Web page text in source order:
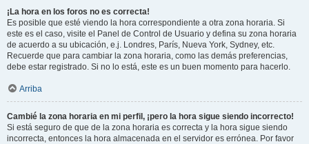
¡La hora en los foros no es correcta!
Es posible que esté viendo la hora correspondiente a otra zona horaria. Si
este es el caso, visite el Panel de Control de Usuario y defina su zona horaria
de acuerdo a su ubicación, e.j. Londres, París, Nueva York, Sydney, etc.
Recuerde que para cambiar la zona horaria, como las demás preferencias,
debe estar registrado. Si no lo está, este es un buen momento para hacerlo.
Arriba
Cambié la zona horaria en mi perfil, ¡pero la hora sigue siendo incorrecto!
Si está seguro de que de la zona horaria es correcta y la hora sigue siendo
incorrecta, entonces la hora almacenada en el servidor es errónea. Por favor